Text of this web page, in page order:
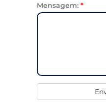
Mensagem: *